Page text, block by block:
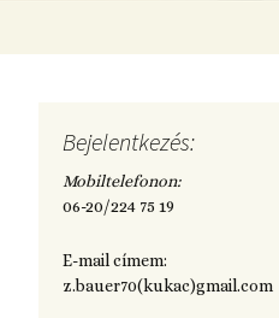
Bejelentkezés:
Mobiltelefonon:
06-20/224 75 19
E-mail címem:
z.bauer70(kukac)gmail.com